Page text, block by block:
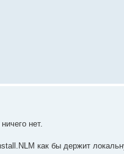
нет.
как бы держит